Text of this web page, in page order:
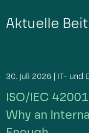
Aktuelle
30. Juli 2026 | IT- und
ISO/IEC
Why an